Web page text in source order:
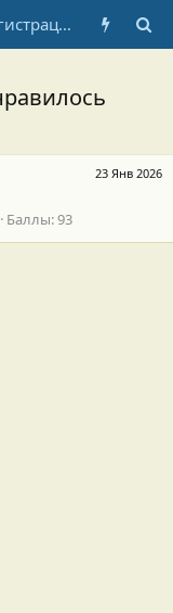
Регистрация
23 Янв 2026
Баллы 93